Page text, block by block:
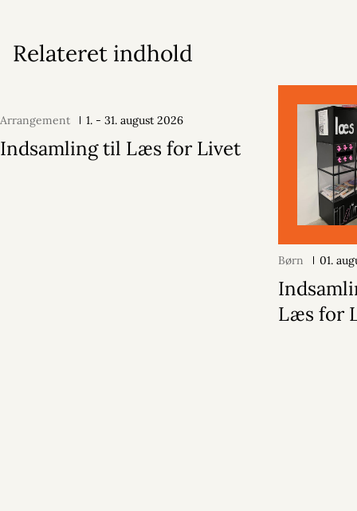
Relateret indhold
Arrangement 1. - 31. august 2026
Indsamling til Læs for Livet
Børn 01.
Læs for